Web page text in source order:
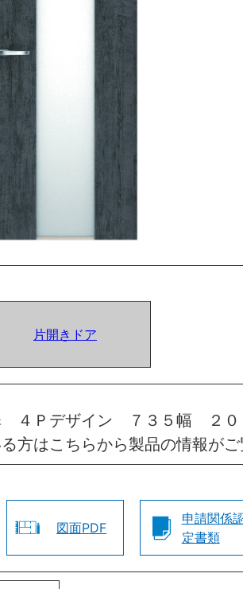
片開きドア
４Ｐデザイン ７３５幅 ２
方はこちらから製品の情報が
図面PDF
申請関係
定書類